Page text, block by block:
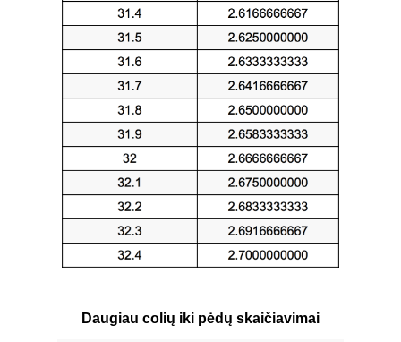
Daugiau colių iki pėdų skaičiavimai